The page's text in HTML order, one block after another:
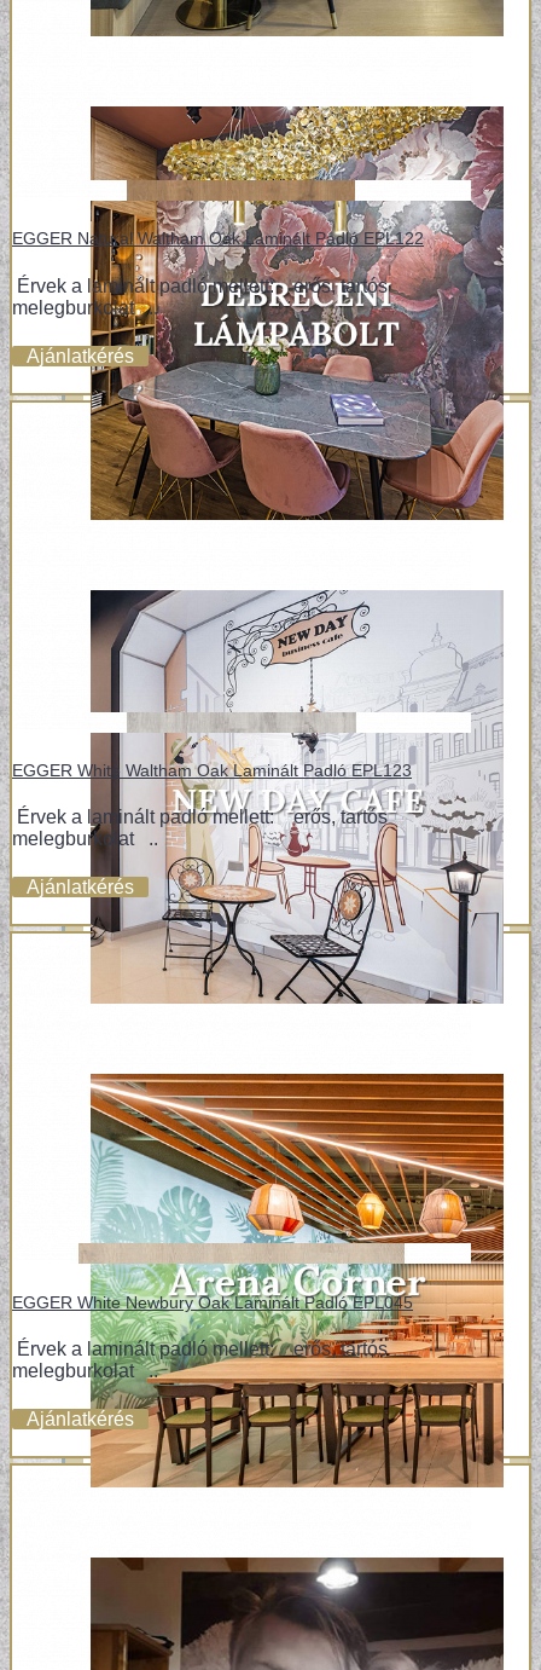
EGGER Natural Waltham Oak Laminált Padló EPL122
Érvek a laminált padló mellett: erős, tartós
melegburkolat ..
Ajánlatkérés
EGGER White Waltham Oak Laminált Padló EPL123
Érvek a laminált padló mellett: erős, tartós
melegburkolat ..
Ajánlatkérés
EGGER White Newbury Oak Laminált Padló EPL045
Érvek a laminált padló mellett: erős, tartós
melegburkolat ..
Ajánlatkérés